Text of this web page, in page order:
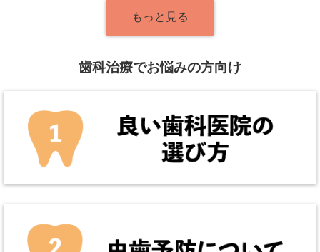
もっと見る
歯科治療でお悩みの方向け